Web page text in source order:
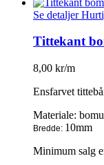
Se detaljer
Tittekant
8,00 kr/m
Ensfarvet
Materiale:
Bredde: 10mm
Minimum salg